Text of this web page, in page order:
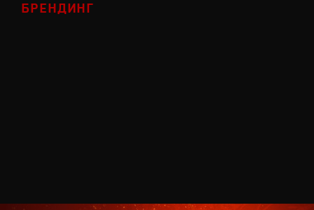
БРЕНДИНГ